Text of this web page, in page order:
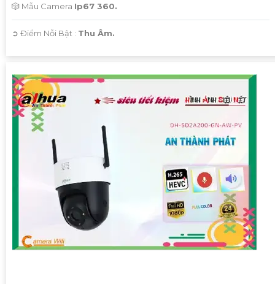
🎲 Mẫu Camera Ip67 360.
️➲ Điểm Nỗi Bật : Thu Âm.